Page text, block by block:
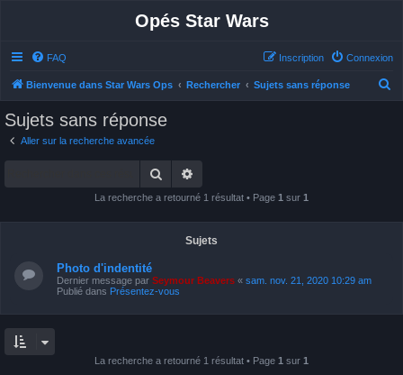
Opés Star Wars
FAQ Connexion
Inscription
Bienvenue dans Star Wars Ops Rechercher Sujets sans réponse
Sujets sans réponse
Aller sur la recherche avancée
Rechercher
La recherche a retourné 1 résultat • Page 1 sur 1
Sujets
Photo d'indentité
Dernier message par Seymour Beavers « sam. nov. 21, 2020 10:29 am
Publié dans Présentez-vous
La recherche a retourné 1 résultat • Page 1 sur 1